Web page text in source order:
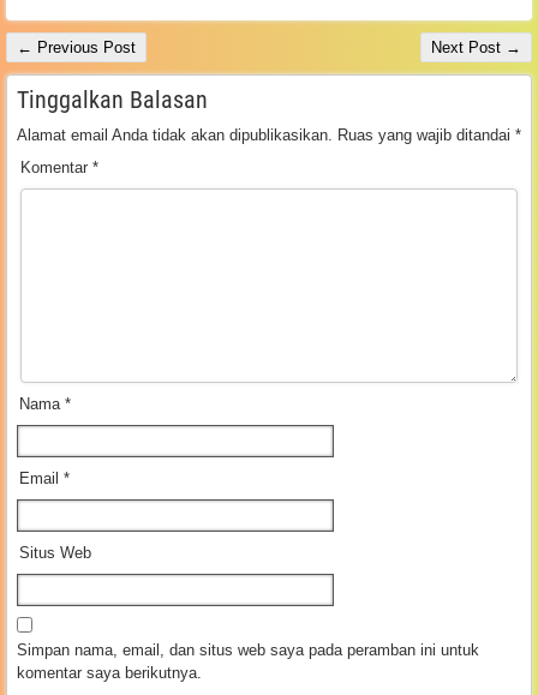
← Previous Post Next Post →
Tinggalkan Balasan
Alamat email Anda tidak akan dipublikasikan. Ruas yang wajib ditandai *
Komentar *
Nama *
Email *
Situs Web
Simpan nama, email, dan situs web saya pada peramban ini untuk
komentar saya berikutnya.